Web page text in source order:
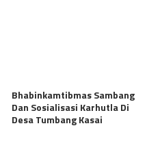
Bhabinkamtibmas Sambang
Dan Sosialisasi Karhutla Di
Desa Tumbang Kasai